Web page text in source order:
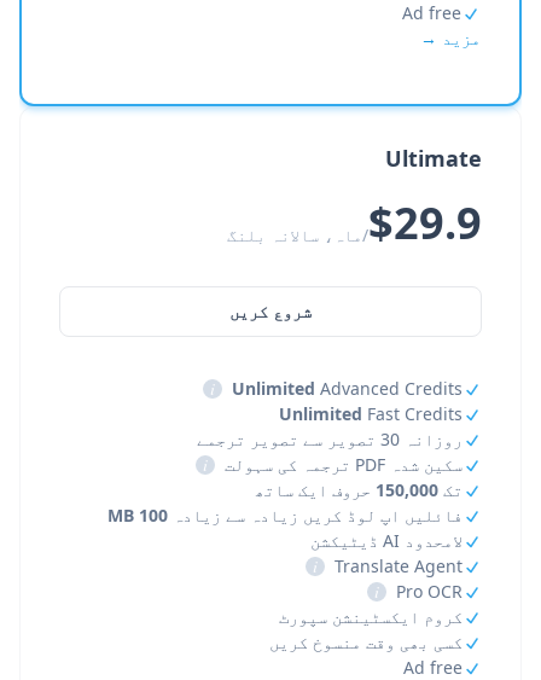
Ad free
مزید →
Ultimate
$29.9/ماہ، سالانہ بلنگ
شروع کریں
Unlimited Advanced Credits
i
Unlimited Fast Credits
روزانہ 30 تصویر سے تصویر ترجمے
سکین شدہ PDF ترجمہ کی سہولت
i
تک 150,000 حروف ایک ساتھ
فائلیں اپ لوڈ کریں زیادہ سے زیادہ 100 MB
لامحدود AI ڈیٹیکشن
Translate Agent
i
Pro OCR
i
کروم ایکسٹینشن سپورٹ
کسی بھی وقت منسوخ کریں
Ad free